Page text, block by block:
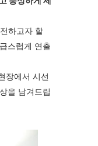
하고자 할
스럽게 연출
장에서 시선
을 남겨드립